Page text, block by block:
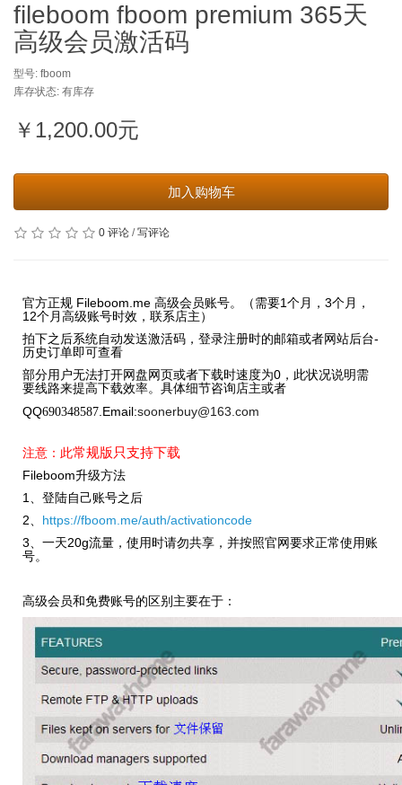
fileboom fboom premium 365天
高级会员激活码
型号: fboom
库存状态: 有库存
￥1,200.00元
加入购物车
0 评论 /写评论
官方正规 Fileboom.me 高级会员账号。（需要1个月，3个月，
12个月高级账号时效，联系店主）
拍下之后系统自动发送激活码，登录注册时的邮箱或者网站后台-
历史订单即可查看
部分用户无法打开网盘网页或者下载时速度为0，此状况说明需
要线路来提高下载效率。具体细节咨询店主或者
QQ690348587 Email:soonerbuy@163.com
注意： 此常规版只支持下载
Fileboom升级方法
1、登陆自己账号之后
2、 https://fboom.me/auth/activationcode
3、一天20g流量，使用时请勿共享，并按照官网要求正常使用账
号。
高级会员和免费账号的区别主要在于：